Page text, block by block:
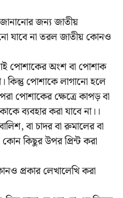
জন্য জাতীয়
যাবে না তরল জাতীয় কোনও
পোশাকের অংশ বা পোশাক
কিন্তু পোশাকে লাগানো হলে
পোশাকের ক্ষেত্রে কাপড় বা
ব্যবহার করা যাবে না।।
বা চাদর বা রুমালের বা
কোন কিছুর উপর প্রিন্ট করা
প্রকার লেখালেখি করা